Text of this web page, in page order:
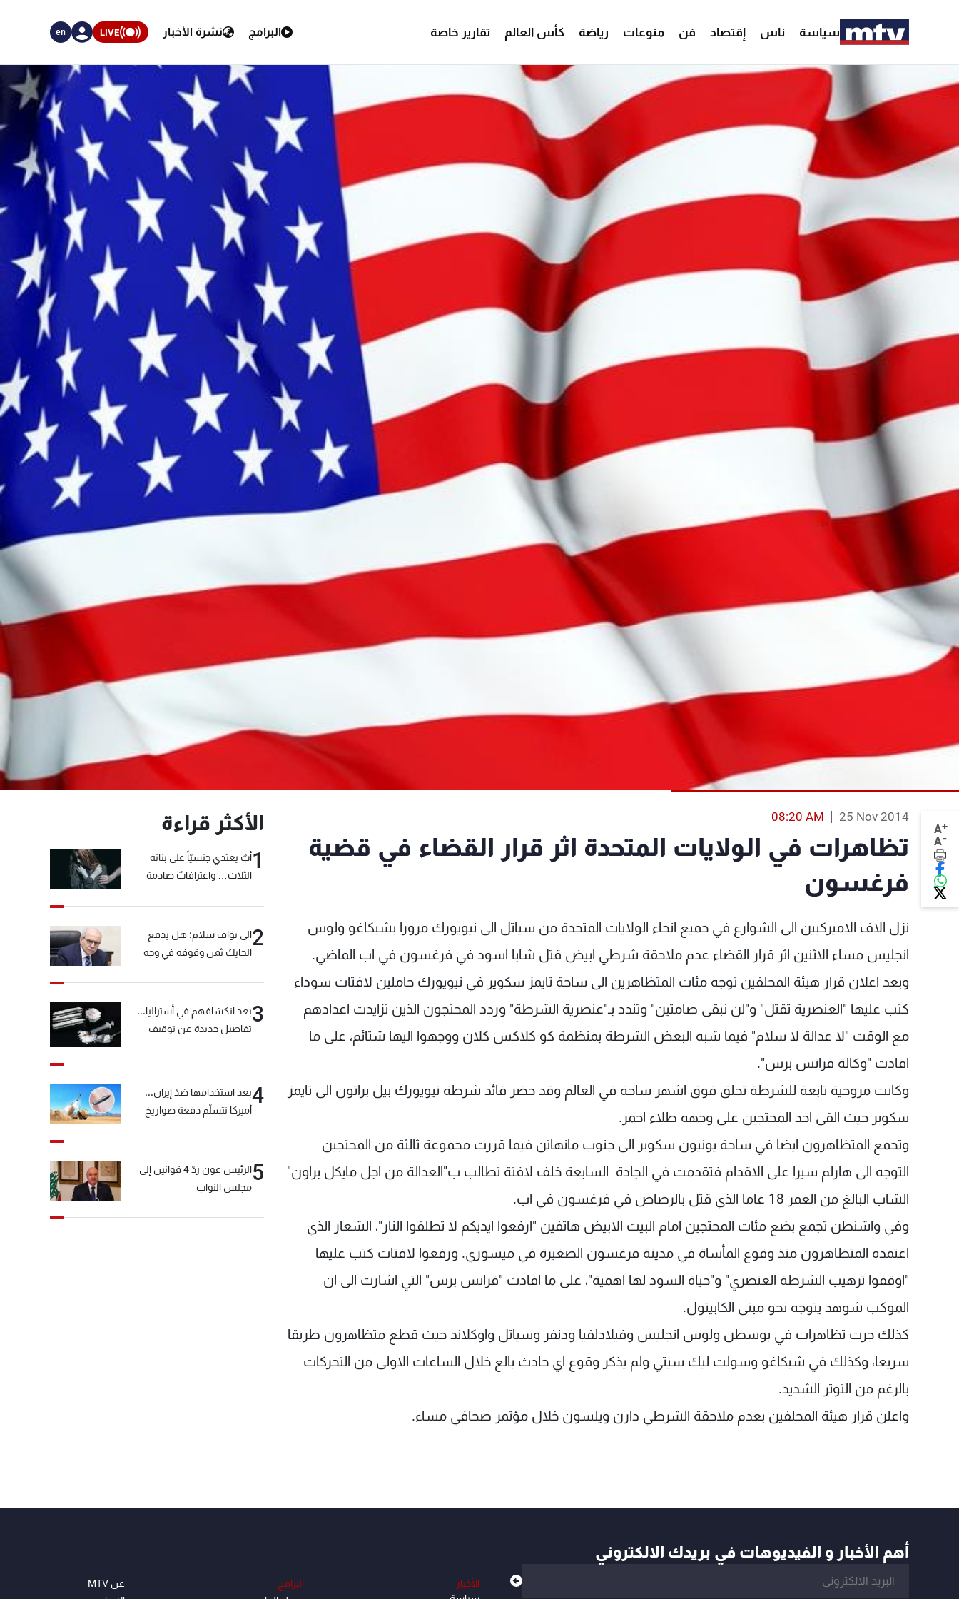
سياسة ناس إقتصاد فن منوعات رياضة كأس العالم تقارير خاصة البرامج نشرة الأخبار LIVE
en
A+
A-
25 Nov 2014
08:20 AM
تظاهرات في الولايات المتحدة اثر قرار القضاء في قضية
فرغسون
نزل الاف الاميركيين الى الشوارع في جميع انحاء الولايات المتحدة من سياتل الى نيويورك مرورا بشيكاغو ولوس
انجليس مساء الاثنين اثر قرار القضاء عدم ملاحقة شرطي ابيض قتل شابا اسود في فرغسون في اب الماضي.
وبعد اعلان قرار هيئة المحلفين توجه مئات المتظاهرين الى ساحة تايمز سكوير في نيويورك حاملين لافتات سوداء
كتب عليها "العنصرية تقتل" و"لن نبقى صامتين" وتندد بـ"عنصرية الشرطة" وردد المحتجون الذين تزايدت اعدادهم
مع الوقت "لا عدالة لا سلام" فيما شبه البعض الشرطة بمنظمة كو كلاكس كلان ووجهوا اليها شتائم، على ما
افادت "وكالة فرانس برس".
وكانت مروحية تابعة للشرطة تحلق فوق اشهر ساحة في العالم وقد حضر قائد شرطة نيويورك بيل براتون الى تايمز
سكوير حيث القى احد المحتجين على وجهه طلاء احمر.
وتجمع المتظاهرون ايضا في ساحة يونيون سكوير الى جنوب مانهاتن فيما قررت مجموعة ثالثة من المحتجين
التوجه الى هارلم سيرا على الاقدام فتقدمت في الجادة السابعة خلف لافتة تطالب ب"العدالة من اجل مايكل براون"
الشاب البالغ من العمر 18 عاما الذي قتل بالرصاص في فرغسون في اب.
وفي واشنطن تجمع بضع مئات المحتجين امام البيت الابيض هاتفين "ارفعوا ايديكم لا تطلقوا النار"، الشعار الذي
اعتمده المتظاهرون منذ وقوع المأساة في مدينة فرغسون الصغيرة في ميسوري. ورفعوا لافتات كتب عليها
"اوقفوا ترهيب الشرطة العنصري" و"حياة السود لها اهمية"، على ما افادت "فرانس برس" التي اشارت الى ان
الموكب شوهد يتوجه نحو مبنى الكابيتول.
كذلك جرت تظاهرات في بوسطن ولوس انجليس وفيلادلفيا ودنفر وسياتل واوكلاند حيث قطع متظاهرون طريقا
سريعا، وكذلك في شيكاغو وسولت ليك سيتي ولم يذكر وقوع اي حادث بالغ خلال الساعات الاولى من التحركات
بالرغم من التوتر الشديد.
واعلن قرار هيئة المحلفين بعدم ملاحقة الشرطي دارن ويلسون خلال مؤتمر صحافي مساء.
الأكثر قراءة
1أبٌ يعتدي جنسيّاً على بناته
الثلاث… واعترافاتٌ صادمة
2الى نواف سلام: هل يدفع
الحايك ثمن وقوفه في وجه
3بعد انكشافهم في أستراليا...
تفاصيل جديدة عن توقيف
4بعد استخدامها ضدّ إيران...
أميركا تتسلّم دفعة صواريخ
5
الرئيس عون ردّ 4 قوانين إلى
مجلس النواب
أهم الأخبار و الفيديوهات في بريدك الالكتروني
الأخبار
البرامج
عن MTV